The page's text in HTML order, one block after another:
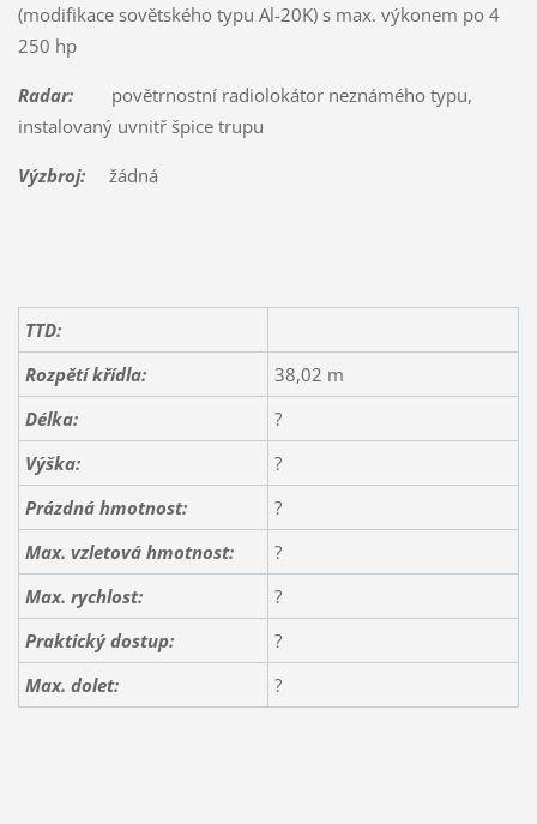
(modifikace sovětského typu Al-20K) s max. výkonem po 4
250 hp
Radar:povětrnostní radiolokátor neznámého typu,
instalovaný uvnitř špice trupu
Výzbroj:žádná
TTD:
Rozpětí křídla:
38,02 m
Délka:
?
Výška:
?
Prázdná hmotnost:
?
Max. vzletová hmotnost:
?
Max. rychlost:
?
Praktický dostup:
?
Max. dolet:
?